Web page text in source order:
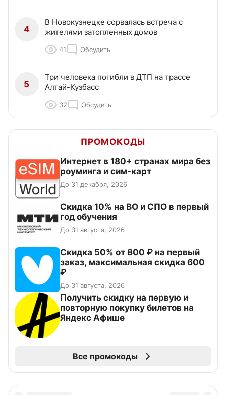
4
В Новокузнецке сорвалась встреча с
жителями затопленных домов
41 Обсудить
5
Три человека погибли в ДТП на трассе
Алтай-Кузбасс
32 Обсудить
ПРОМОКОДЫ
Интернет в 180+ странах мира без
роуминга и сим-карт
До 31 декабря, 2026
Скидка 10% на ВО и СПО в первый
год обучения
До 31 августа, 2026
Скидка 50% от 800 ₽ на первый
заказ, максимальная скидка 600
₽
До 31 августа, 2026
Получить скидку на первую и
повторную покупку билетов на
Яндекс Афише
Все промокоды